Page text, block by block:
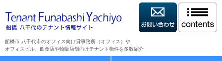
船橋市 八千代市のオフィス向け貸事務所（オフィス）や
オフィスビル、飲食店や物販店舗向けテナント物件を多数紹介